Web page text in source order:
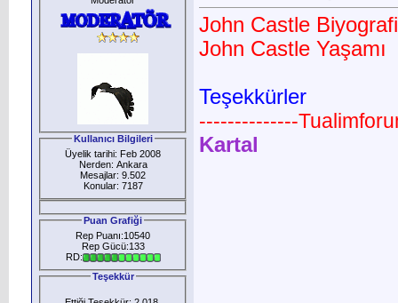
Kullanıcı Bilgileri
Üyelik tarihi: Feb 2008
Nerden: Ankara
Mesajlar: 9.502
Konular: 7187
Puan Grafiği
Rep Puanı:10540
Rep Gücü:133
RD:
Teşekkür
John Castle
John Castle Yaşamı
Teşekkürler
--------------
Kartal